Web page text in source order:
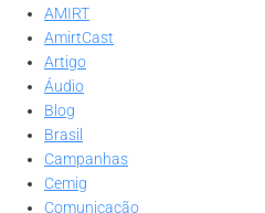
AMIRT
AmirtCast
Artigo
Áudio
Blog
Brasil
Campanhas
Cemig
Comunicação